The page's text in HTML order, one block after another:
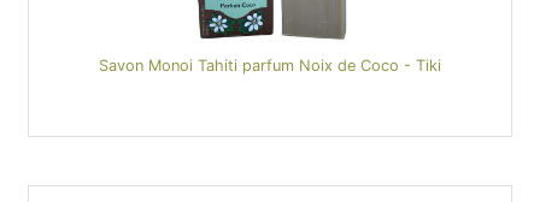
Savon Monoi Tahiti parfum Noix de Coco - Tiki